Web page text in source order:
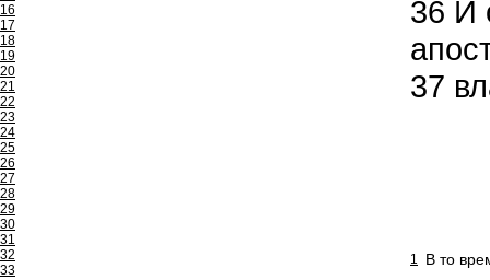
16
17
18
19
20
21
22
23
24
25
26
27
28
29
30
31
32
33
36 И
37
1 В то